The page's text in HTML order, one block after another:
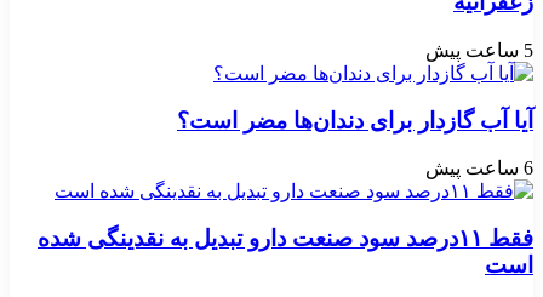
5 ساعت پیش
آیا آب گازدار برای دندان‌ها مضر است؟
6 ساعت پیش
فقط ۱۱‌درصد سود صنعت دارو تبدیل به نقدینگی شده
است